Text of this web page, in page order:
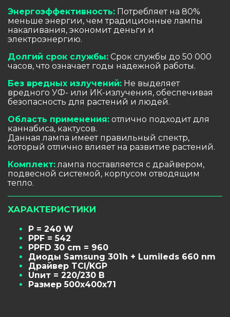
Энергоэффективность: Потребляет на 80%
меньше энергии, чем традиционные лампы
накаливания, экономит деньги и
электроэнергию.
Долгий срок службы: Срок службы до 50 000
часов, что означает годы надежной работы.
Без вредных излучений: Не выделяет
вредного УФ- или ИК-излучения, обеспечивая
безопасность для растений и людей.
Область применения: отлично подходит для
каннабиса, кактусов.
Данная лампа имеет правильный спектр,
который отлично влияет на развитие растений.
Комплект:лампа поставляется с драйвером,
подвесной системой, корпусом отводящим
тепло.
ХАРАКТЕРИСТИКИ
P = 240 W
PPF = 542
PPFD 30 cm = 960
Диоды Samsung 301h + Lumileds 660 nm
Драйвер TCI/KGP
Uпит = 220/230 В
Размер 500х400х71